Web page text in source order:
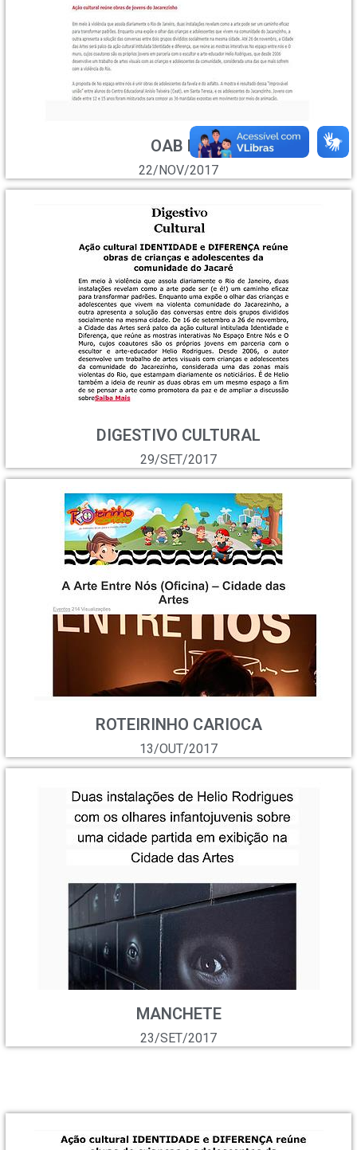
OAB RJ
22/NOV/2017
DIGESTIVO CULTURAL
29/SET/2017
ROTEIRINHO CARIOCA
13/OUT/2017
MANCHETE
23/SET/2017